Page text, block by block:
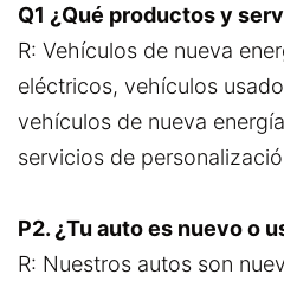
Q1 ¿Qué productos y
R: Vehículos de nueva
eléctricos, vehículos
vehículos de nueva
servicios de
P2. ¿Tu auto es nuevo o
R: Nuestros autos son